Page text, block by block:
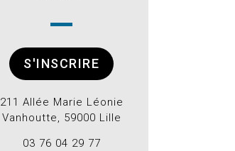
S'INSCRIRE
211 Allée Marie Léonie
Vanhoutte, 59000 Lille
03 76 04 29 77